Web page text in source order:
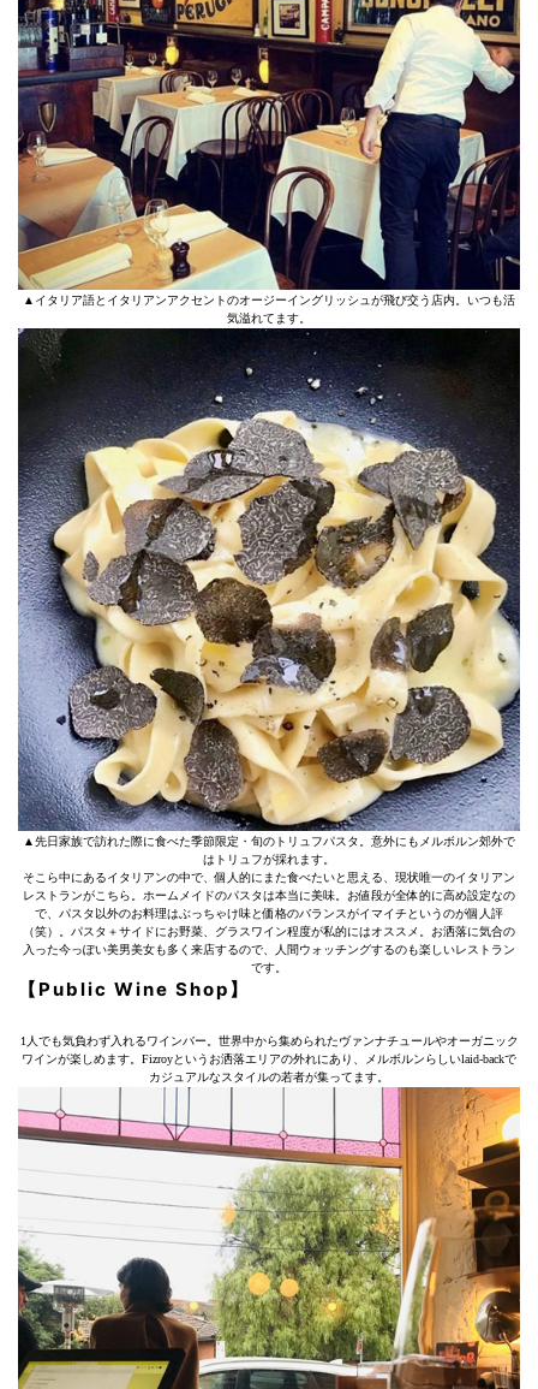
▲イタリア語とイタリアンアクセントのオージーイングリッシュが飛び交う店内。いつも活
気溢れてます。
▲先日家族で訪れた際に食べた季節限定・旬のトリュフパスタ。意外にもメルボルン郊外で
はトリュフが採れます。
そこら中にあるイタリアンの中で、個人的にまた食べたいと思える、現状唯一のイタリアン
レストランがこちら。ホームメイドのパスタは本当に美味。お値段が全体的に高め設定なの
で、パスタ以外のお料理はぶっちゃけ味と価格のバランスがイマイチというのが個人評
（笑）。パスタ＋サイドにお野菜、グラスワイン程度が私的にはオススメ。お洒落に気合の
入った今っぽい美男美女も多く来店するので、人間ウォッチングするのも楽しいレストラン
です。
【Public Wine Shop】
1人でも気負わず入れるワインバー。世界中から集められたヴァンナチュールやオーガニック
ワインが楽しめます。Fizroyというお洒落エリアの外れにあり、メルボルンらしいlaid-backで
カジュアルなスタイルの若者が集ってます。